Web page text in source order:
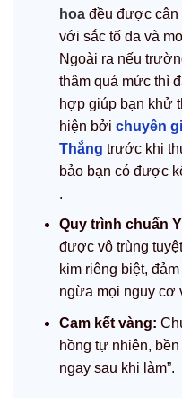
hoađều được cân
với sắc tố da và
Ngoài ra nếu
thâm quá mức thì
hợp giúp bạn khử
hiện bởi chuyên
Thắng trước khi
bảo bạn có được
.
Quy trình chuẩn
được vô trùng
kim riêng biệt,
ngừa mọi nguy cơ
Cam kết vàng:
hồng tự nhiên,
ngay sau khi làm”.